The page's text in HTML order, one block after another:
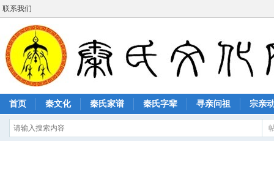
联系我们
首页 秦文化 秦氏家谱 秦氏字辈 寻亲问祖 宗亲